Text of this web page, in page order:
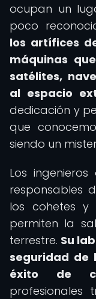
ocupan un
poco
los artífices
máquinas
satélites,
al espacio
dedicación y
que
siendo un
Los
responsables
los cohetes y
permiten la
terrestre. Su
seguridad de
éxito de
profesionales